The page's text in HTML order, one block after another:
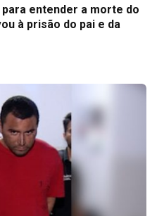
entender a morte do
à prisão do pai e da